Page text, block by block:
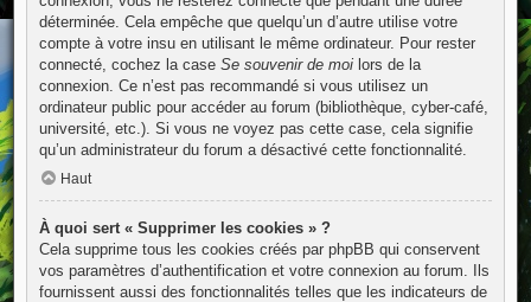
déterminée. Cela empêche que quelqu’un d’autre utilise votre
compte à votre insu en utilisant le même ordinateur. Pour rester
connecté, cochez la case Se souvenir de moilors de la
connexion. Ce n’est pas recommandé si vous utilisez un
ordinateur public pour accéder au forum (bibliothèque, cyber-café,
université, etc.). Si vous ne voyez pas cette case, cela signifie
qu’un administrateur du forum a désactivé cette fonctionnalité.
Haut
À quoi sert « Supprimer les cookies » ?
Cela supprime tous les cookies créés par phpBB qui conservent
vos paramètres d’authentification et votre connexion au forum. Ils
fournissent aussi des fonctionnalités telles que les indicateurs de